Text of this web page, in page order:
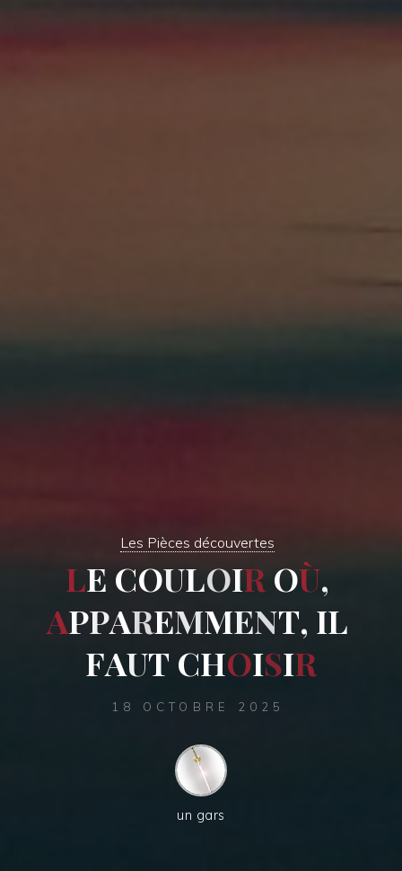
Les Pièces découvertes
LE COULOIR OÙ,
APPAREMMENT, IL
FAUT CHOISIR
18 OCTOBRE 2025
un gars